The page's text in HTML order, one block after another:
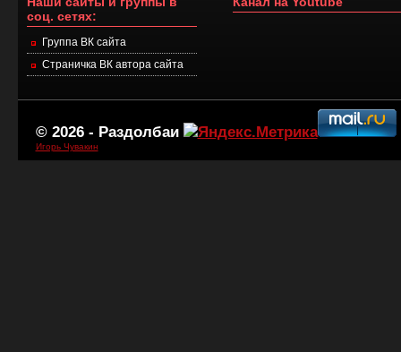
соц. сетях:
Группа ВК сайта
Страничка ВК автора сайта
© 2026 - Раздолбаи
Игорь Чувакин